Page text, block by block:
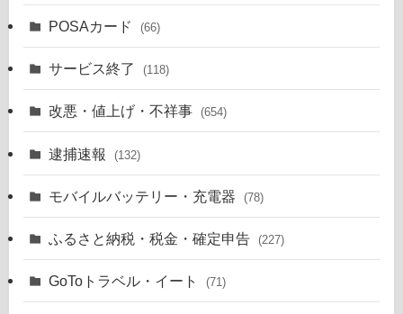
POSAカード (66)
サービス終了 (118)
改悪・値上げ・不祥事 (654)
逮捕速報 (132)
モバイルバッテリー・充電器 (78)
ふるさと納税・税金・確定申告 (227)
GoToトラベル・イート (71)